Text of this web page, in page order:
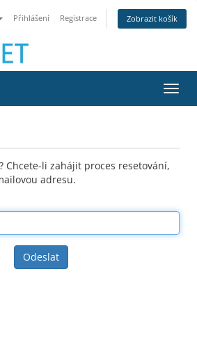
Přihlášení Registrace Zobrazit košík
Chcete-li zahájit proces resetování,
adresu.
Odeslat